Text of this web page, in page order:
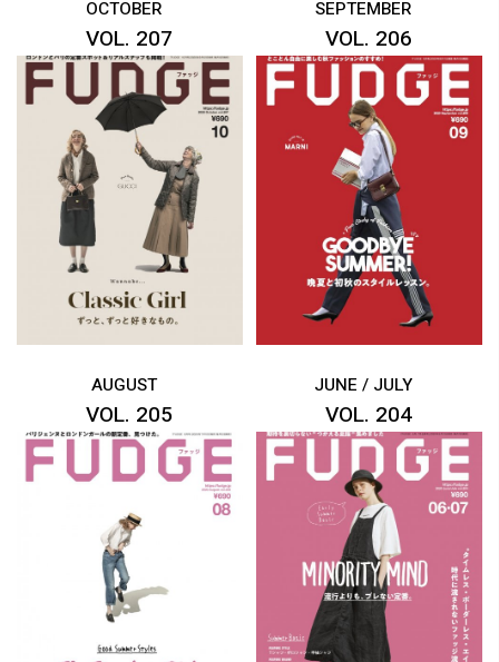
OCTOBER
VOL. 207
SEPTEMBER
VOL. 206
AUGUST
VOL. 205
JUNE / JULY
VOL. 204